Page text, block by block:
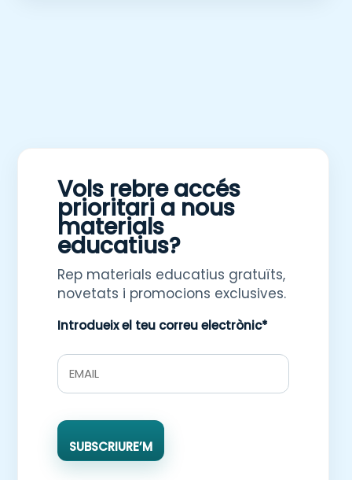
Vols rebre accés
prioritari a nous
materials
educatius?
Rep materials educatius gratuïts,
novetats i promocions exclusives.
Introdueix el teu correu electrònic*
SUBSCRIURE’M